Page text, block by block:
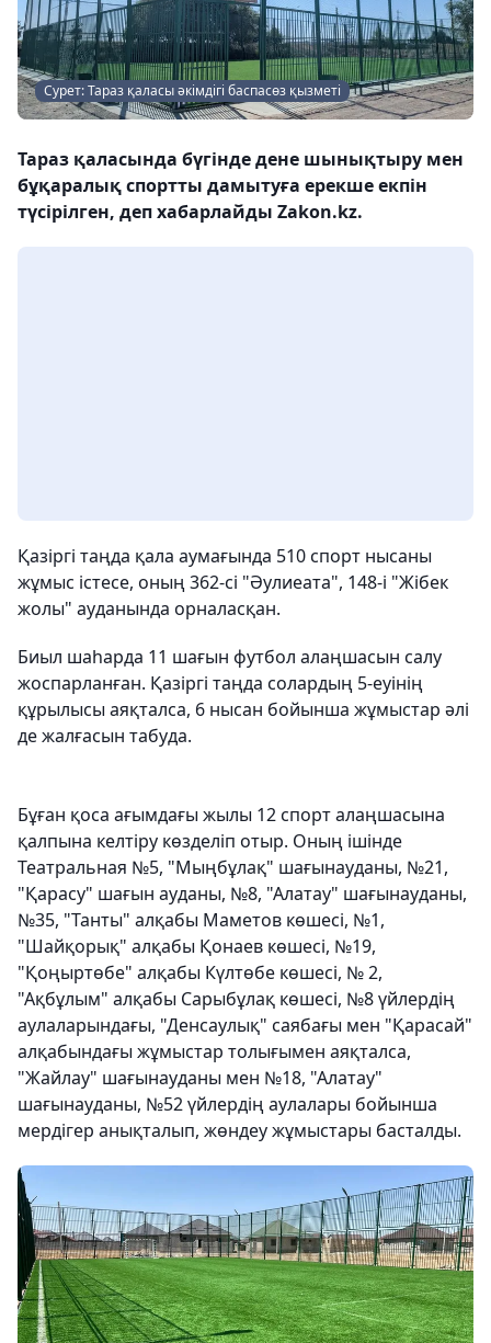
Сурет: Тараз қаласы әкімдігі баспасөз қызметі
Тараз қаласында бүгінде дене шынықтыру мен
бұқаралық спортты дамытуға ерекше екпін
түсірілген, деп хабарлайды Zakon.kz.
Қазіргі таңда қала аумағында 510 спорт нысаны
жұмыс істесе, оның 362-сі "Әулиеата", 148-і "Жібек
жолы" ауданында орналасқан.
Биыл шаһарда 11 шағын футбол алаңшасын салу
жоспарланған. Қазіргі таңда солардың 5-еуінің
құрылысы аяқталса, 6 нысан бойынша жұмыстар әлі
де жалғасын табуда.
Бұған қоса ағымдағы жылы 12 спорт алаңшасына
қалпына келтіру көзделіп отыр. Оның ішінде
Театральная №5, "Мыңбұлақ" шағынауданы, №21,
"Қарасу" шағын ауданы, №8, "Алатау" шағынауданы,
№35, "Танты" алқабы Маметов көшесі, №1,
"Шайқорық" алқабы Қонаев көшесі, №19,
"Қоңыртөбе" алқабы Күлтөбе көшесі, № 2,
"Ақбұлым" алқабы Сарыбұлақ көшесі, №8 үйлердің
аулаларындағы, "Денсаулық" саябағы мен "Қарасай"
алқабындағы жұмыстар толығымен аяқталса,
"Жайлау" шағынауданы мен №18, "Алатау"
шағынауданы, №52 үйлердің аулалары бойынша
мердігер анықталып, жөндеу жұмыстары басталды.